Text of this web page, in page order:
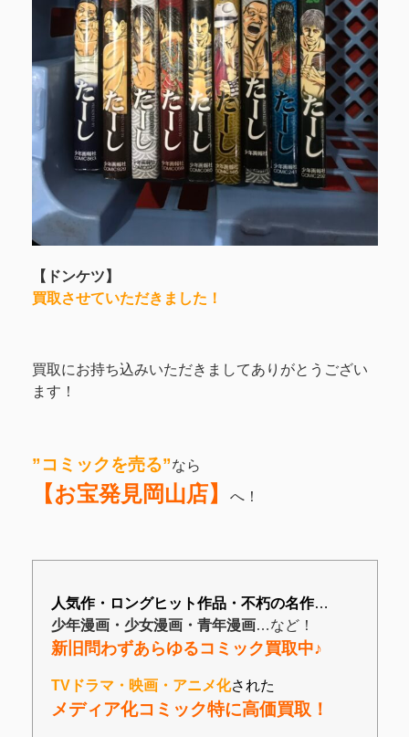
【ドンケツ】
買取させていただきました！
買取にお持ち込みいただきましてありがとうござい
ます！
”コミックを売る”なら
【お宝発見岡山店】 へ！
人気作・ロングヒット作品・不朽の名作…
少年漫画・少女漫画・青年漫画…など！
新旧問わずあらゆるコミック買取中♪
TVドラマ・映画・アニメ化された
メディア化コミック特に高価買取！